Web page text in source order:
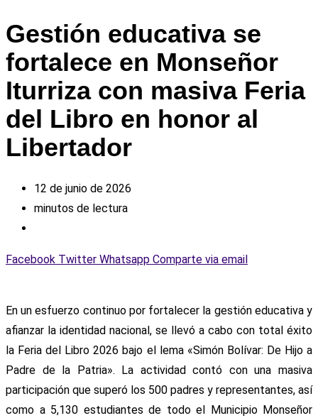
Gestión educativa se
fortalece en Monseñor
Iturriza con masiva Feria
del Libro en honor al
Libertador
12 de junio de 2026
minutos de lectura
Facebook Twitter Whatsapp Comparte via email
En un esfuerzo continuo por fortalecer la gestión educativa y
afianzar la identidad nacional, se llevó a cabo con total éxito
la Feria del Libro 2026 bajo el lema «Simón Bolívar: De Hijo a
Padre de la Patria». La actividad contó con una masiva
participación que superó los 500 padres y representantes, así
como a 5,130 estudiantes de todo el Municipio Monseñor